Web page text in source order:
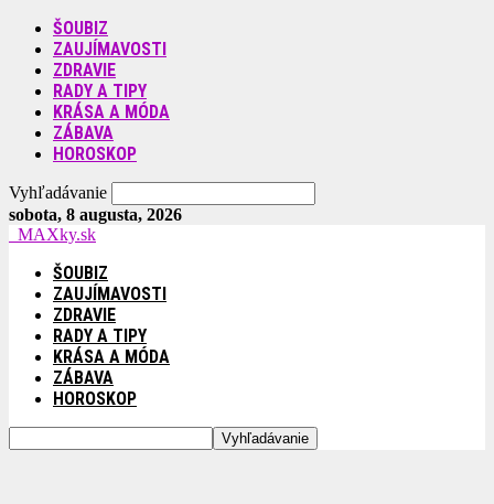
ŠOUBIZ
ZAUJÍMAVOSTI
ZDRAVIE
RADY A TIPY
KRÁSA A MÓDA
ZÁBAVA
HOROSKOP
Vyhľadávanie
sobota, 8 augusta, 2026
MAXky.sk
ŠOUBIZ
ZAUJÍMAVOSTI
ZDRAVIE
RADY A TIPY
KRÁSA A MÓDA
ZÁBAVA
HOROSKOP